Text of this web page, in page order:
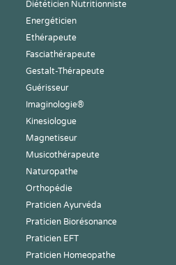
Diététicien Nutritionniste
Energéticien
Ethérapeute
Fasciathérapeute
Gestalt-Thérapeute
Guérisseur
Imaginologie®
Kinesiologue
Magnetiseur
Musicothérapeute
Naturopathe
Orthopédie
Praticien Ayurvéda
Praticien Biorésonance
Praticien EFT
Praticien Homeopathe